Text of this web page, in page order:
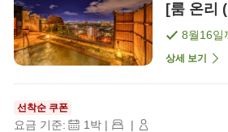
[룸 온리
8월16일
상세 보기
선착순 쿠폰
요금 기준: 1 박 | |